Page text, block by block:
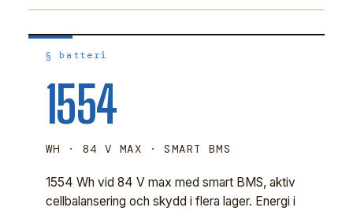
§ batteri
1554
WH · 84 V MAX · SMART BMS
1554 Wh vid 84 V max med smart BMS, aktiv
cellbalansering och skydd i flera lager. Energi i